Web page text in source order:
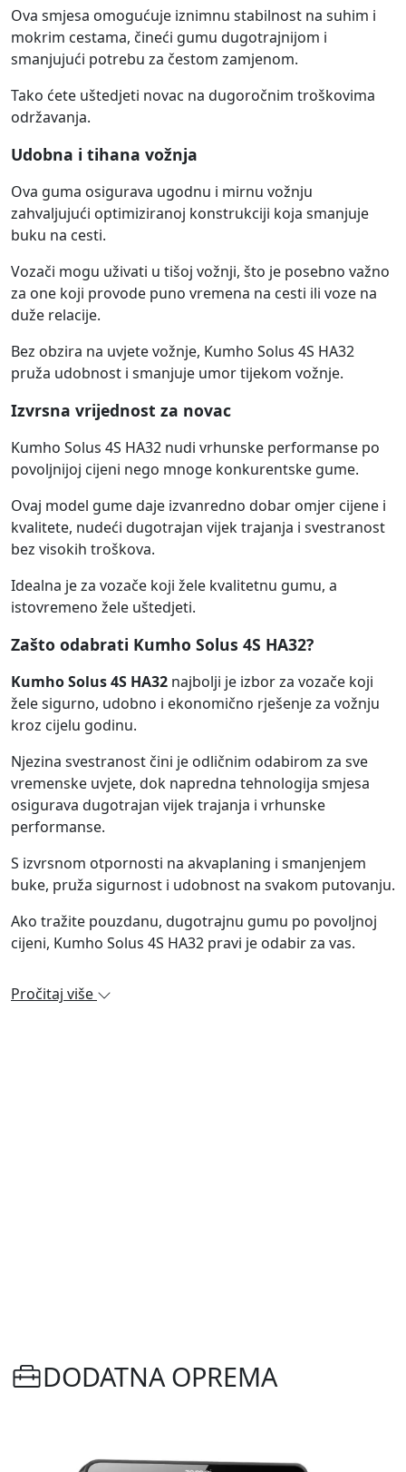
Ova smjesa omogućuje iznimnu stabilnost na suhim i
mokrim cestama, čineći gumu dugotrajnijom i
smanjujući potrebu za čestom zamjenom.
Tako ćete uštedjeti novac na dugoročnim troškovima
održavanja.
Udobna i tihana vožnja
Ova guma osigurava ugodnu i mirnu vožnju
zahvaljujući optimiziranoj konstrukciji koja smanjuje
buku na cesti.
Vozači mogu uživati u tišoj vožnji, što je posebno važno
za one koji provode puno vremena na cesti ili voze na
duže relacije.
Bez obzira na uvjete vožnje, Kumho Solus 4S HA32
pruža udobnost i smanjuje umor tijekom vožnje.
Izvrsna vrijednost za novac
Kumho Solus 4S HA32 nudi vrhunske performanse po
povoljnijoj cijeni nego mnoge konkurentske gume.
Ovaj model gume daje izvanredno dobar omjer cijene i
kvalitete, nudeći dugotrajan vijek trajanja i svestranost
bez visokih troškova.
Idealna je za vozače koji žele kvalitetnu gumu, a
istovremeno žele uštedjeti.
Zašto odabrati Kumho Solus 4S HA32?
Kumho Solus 4S HA32 najbolji je izbor za vozače koji
žele sigurno, udobno i ekonomično rješenje za vožnju
kroz cijelu godinu.
Njezina svestranost čini je odličnim odabirom za sve
vremenske uvjete, dok napredna tehnologija smjesa
osigurava dugotrajan vijek trajanja i vrhunske
performanse.
S izvrsnom otpornosti na akvaplaning i smanjenjem
buke, pruža sigurnost i udobnost na svakom putovanju.
Ako tražite pouzdanu, dugotrajnu gumu po povoljnoj
cijeni, Kumho Solus 4S HA32 pravi je odabir za vas.
Pročitaj više
DODATNA OPREMA